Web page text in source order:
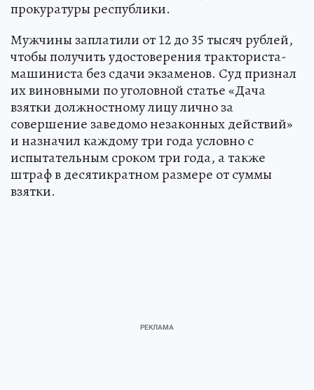
прокуратуры республики.
Мужчины заплатили от 12 до 35 тысяч рублей,
чтобы получить удостоверения тракториста-
машиниста без сдачи экзаменов. Суд признал
их виновными по уголовной статье «Дача
взятки должностному лицу лично за
совершение заведомо незаконных действий»
и назначил каждому три года условно с
испытательным сроком три года, а также
штраф в десятикратном размере от суммы
взятки.